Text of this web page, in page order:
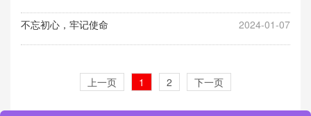
2024-01-07
不忘初心，牢记使命
上一页 1 2 下一页